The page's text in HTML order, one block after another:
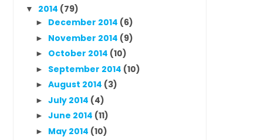
▼ 2014 (79)
► December 2014 (6)
► November 2014 (9)
► October 2014 (10)
► September 2014 (10)
► August 2014 (3)
► July 2014 (4)
► June 2014 (11)
► May 2014 (10)